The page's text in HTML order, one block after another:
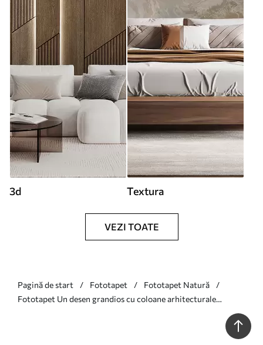
3d Textura
VEZI TOATE
Pagină de start Fototapet
Fototapet Natură
Fototapet Un desen grandios cu coloane arhitecturale
ornamentate din marmură și plante tropicale luxuriante din